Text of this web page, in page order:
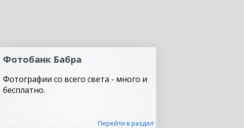
Фотобанк Бабра
Фотографии со всего света - много и
бесплатно.
Перейти в раздел